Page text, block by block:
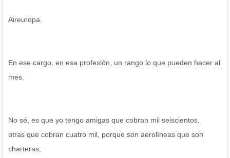
Aireuropa.
En ese cargo, en esa profesión, un rango lo que pueden hacer al
mes.
No sé, es que yo tengo amigas que cobran mil seiscientos,
otras que cobran cuatro mil, porque son aerolíneas que son
charteras,